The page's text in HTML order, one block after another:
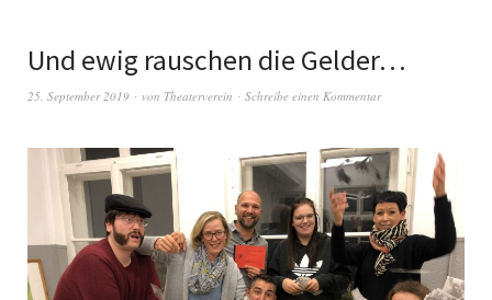
Und ewig rauschen die Gelder…
25. September 2019 von Theaterverein Schreibe einen Kommentar